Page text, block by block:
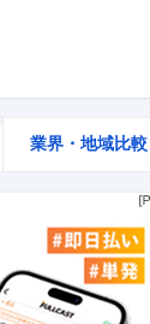
業界・地域比較